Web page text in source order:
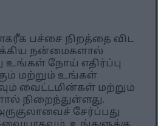
பச்சை நிறத்தை விட
நன்மைகளால்
உங்கள் நோய் எதிர்ப்பு
மற்றும் உங்கள்
வைட்டமின்கள் மற்றும்
நிறைந்துள்ளது.
சேர்ப்பது